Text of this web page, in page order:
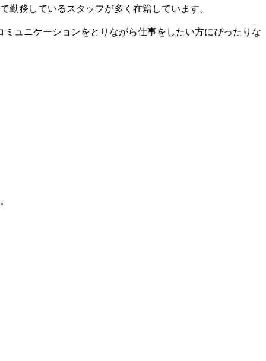
務しているスタッフが多く在籍しています。
ュニケーションをとりながら仕事をしたい方にぴったりな